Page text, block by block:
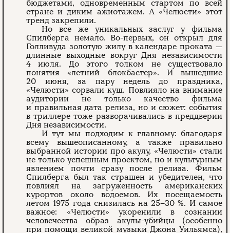
бюджетами, одновременным стартом по всей
стране и диким ажиотажем. А «Челюсти» этот
тренд закрепили.
Но все же уникальных заслуг у фильма
Спилберга немало. Во-первых, он открыл для
Голливуда золотую жилу в календаре проката —
длинные выходные вокруг Дня независимости
4 июля. До этого толком не существовало
понятия «летний блокбастер». И вышедшие
20 июня, за пару недель до праздника,
«Челюсти» сорвали куш. Повлияло на внимание
аудитории не только качество фильма
и правильная дата релиза, но и сюжет: события
в триллере тоже разворачивались в преддверии
Дня независимости.
И тут мы подходим к главному: благодаря
всему вышеописанному, а также правильно
выбранной истории про акулу, «Челюсти» стали
не только успешным проектом, но и культурным
явлением почти сразу после релиза. Фильм
Спилберга был так страшен и убедителен, что
повлиял на загруженность американских
курортов около водоемов. Их посещаемость
летом 1975 года снизилась на 25–30 %. И самое
важное: «Челюсти» укоренили в сознании
человечества образ акулы-убийцы (особенно
при помощи великой музыки Джона Уильямса),